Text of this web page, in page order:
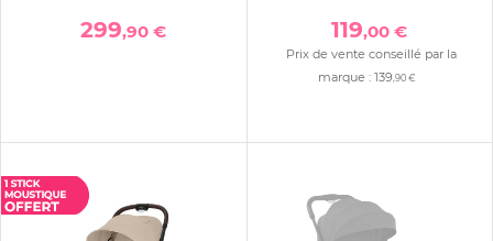
299,90 € 119,00 €
Prix de vente conseillé par la
marque :139,90 €